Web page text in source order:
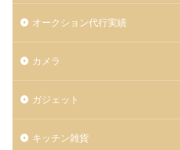
オークション代行実績
カメラ
ガジェット
キッチン雑貨